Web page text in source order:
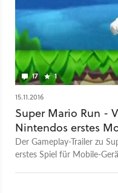
17 1
15.11.2016
Super Mario Run -
Nintendos erstes
Der Gameplay-Trailer zu
erstes Spiel für Mobile-